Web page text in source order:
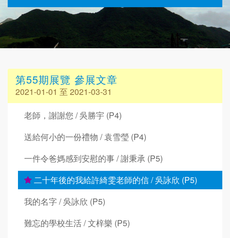
第55期展覽 參展文章
2021-01-01 至 2021-03-31
老師，謝謝您 / 吳勝宇 (P4)
送給何小的一份禮物 / 袁雪瑩 (P4)
一件令爸媽感到安慰的事 / 謝秉承 (P5)
二十年後的我給許綺雯老師的信 / 吳詠欣 (P5)
我的名字 / 吳詠欣 (P5)
難忘的學校生活 / 文梓樂 (P5)